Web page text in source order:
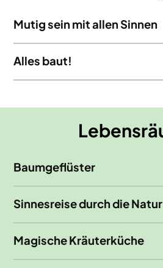
Mutig sein mit allen Sinnen
Alles baut!
Baumgeflüster
Sinnesreise durch die Natur
Magische Kräuterküche